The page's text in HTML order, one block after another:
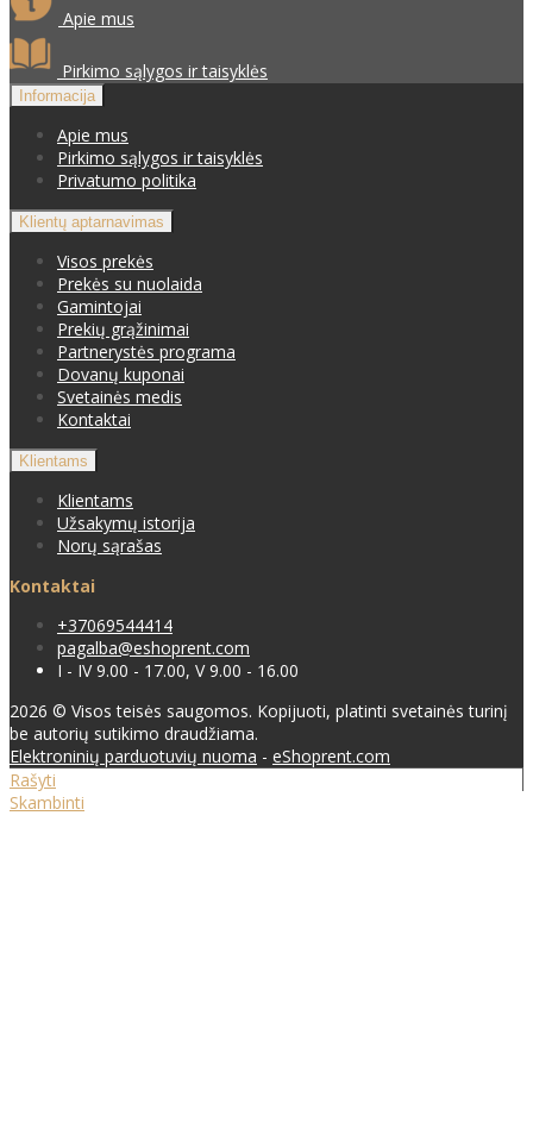
Apie mus
Pirkimo sąlygos ir taisyklės
Informacija
Apie mus
Pirkimo sąlygos ir taisyklės
Privatumo politika
Klientų aptarnavimas
Visos prekės
Prekės su nuolaida
Gamintojai
Prekių grąžinimai
Partnerystės programa
Dovanų kuponai
Svetainės medis
Kontaktai
Klientams
Klientams
Užsakymų istorija
Norų sąrašas
Kontaktai
+37069544414
pagalba@eshoprent.com
I - IV 9.00 - 17.00, V 9.00 - 16.00
2026 © Visos teisės saugomos. Kopijuoti, platinti svetainės turinį
be autorių sutikimo draudžiama.
Elektroninių parduotuvių nuoma - eShoprent.com
Rašyti
Skambinti